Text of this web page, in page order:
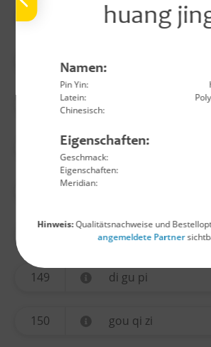
huang
Namen:
Pin Yin:
Latein:
Chinesisch:
Eigenschaften:
Geschmack:
Eigenschaften:
Meridian:
Hinweis:Qualitätsnachweise und
angemeldete Partner
140 wu yao
long yan rou
sang ji sheng
149 di gu pi
150 gou qi zi